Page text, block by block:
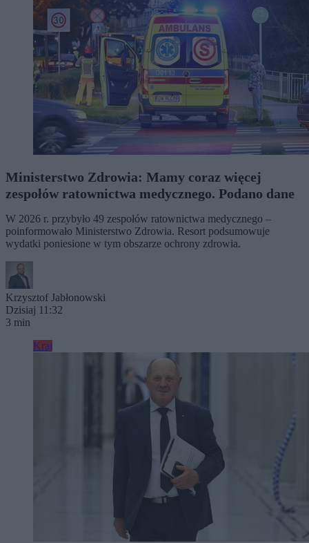
Ministerstwo Zdrowia: Mamy coraz więcej
zespołów ratownictwa medycznego. Podano dane
W 2026 r. przybyło 49 zespołów ratownictwa medycznego –
poinformowało Ministerstwo Zdrowia. Resort podsumowuje
wydatki poniesione w tym obszarze ochrony zdrowia.
Krzysztof Jabłonowski
Dzisiaj 11:32
3 min
Kraj